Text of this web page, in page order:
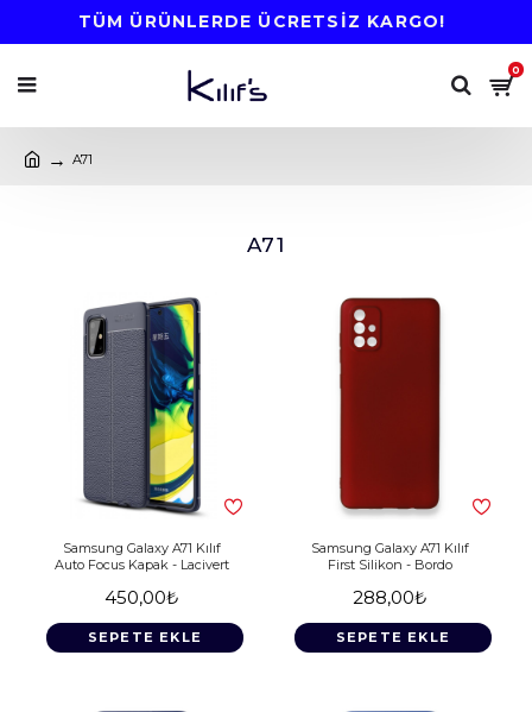
TÜM ÜRÜNLERDE ÜCRETSİZ KARGO!
0
A71
A71
Samsung Galaxy A71 Kılıf
Auto Focus Kapak - Lacivert
450,00₺
SEPETE EKLE
Samsung Galaxy A71 Kılıf
First Silikon - Bordo
288,00₺
SEPETE EKLE